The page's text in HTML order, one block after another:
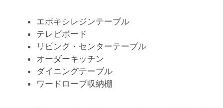
エポキシレジンテーブル
テレビボード
リビング・センターテーブル
オーダーキッチン
ダイニングテーブル
ワードローブ収納棚